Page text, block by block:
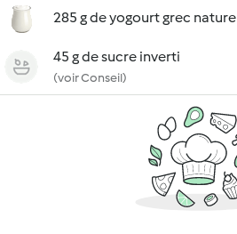
285 g de yogourt grec nature
45 g de sucre inverti
(voir Conseil)